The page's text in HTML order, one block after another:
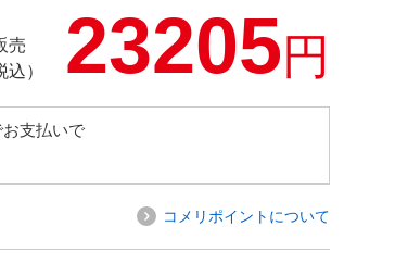
売
）
23205円
支払いで
コメリポイントについて